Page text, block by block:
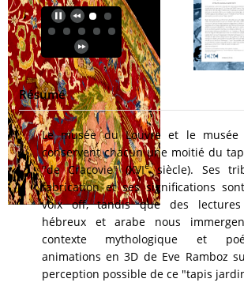
Résumé
Le musée du Louvre et le musée
conservent chacun une moitié du
"de Cracovie" (XVIesiècle). Ses
fabrication et ses significations
voix off, tandis que des
hébreux et arabe nous
contexte mythologique et
animations en 3D de Eve Ramboz
perception possible de ce "tapis